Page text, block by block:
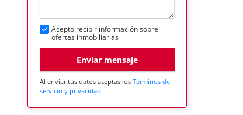
Acepto recibir información sobre
ofertas inmobiliarias
Enviar mensaje
Al enviar tus datos aceptas los Términos de
servicio y privacidad